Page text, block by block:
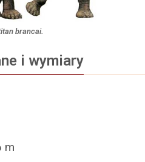
brancai.
i wymiary
m